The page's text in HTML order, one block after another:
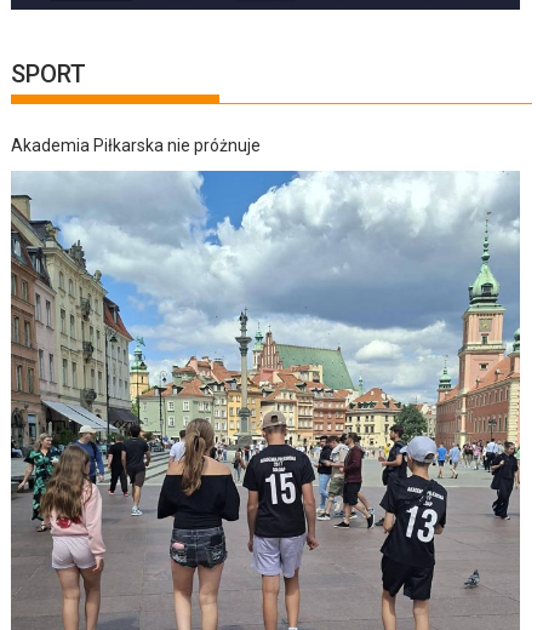
SPORT
Akademia Piłkarska nie próżnuje